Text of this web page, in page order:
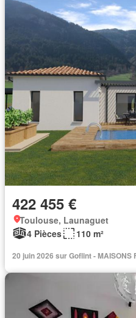
422 455 €
Toulouse, Launaguet
4 Pièces
110 m²
20 juin 2026 sur Goflint - MAISONS